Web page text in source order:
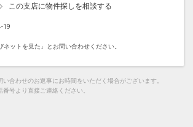
この支店に物件探しを相談する
19
ネットを見た」とお問い合わせください。
い合わせのお返事にお時間をいただく場合がございます。
号より直接ご連絡ください。